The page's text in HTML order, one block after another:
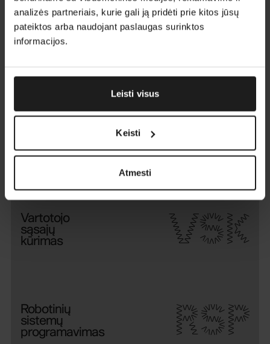
analizės partneriais, kurie gali ją pridėti prie kitos jūsų
pateiktos arba naudojant paslaugas surinktos
informacijos.
Leisti visus
Keisti
Atmesti
Programų
sistemų
kūrimas PSK
Verslo VPA
sąsajų
kūrimas VSK
sistemų
programavimas RSP